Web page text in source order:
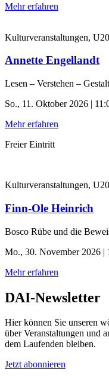
Mehr erfahren
Kulturveranstaltungen, U20
Annette Engellandt
Lesen – Verstehen –
So., 11. Oktober 2026 |
Mehr erfahren
Freier Eintritt
Kulturveranstaltungen, U20
Finn-Ole Heinrich
Bosco Rübe und die
Mo., 30. November 2026 |
Mehr erfahren
DAI-Newsletter
Hier können Sie unseren
über Veranstaltungen und
dem Laufenden bleiben.
Jetzt abonnieren